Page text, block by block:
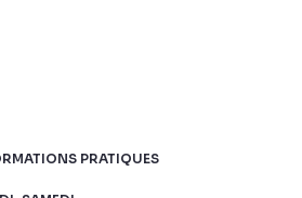
PRATIQUES